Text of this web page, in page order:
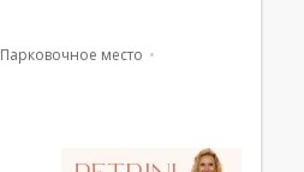
Парковочное место